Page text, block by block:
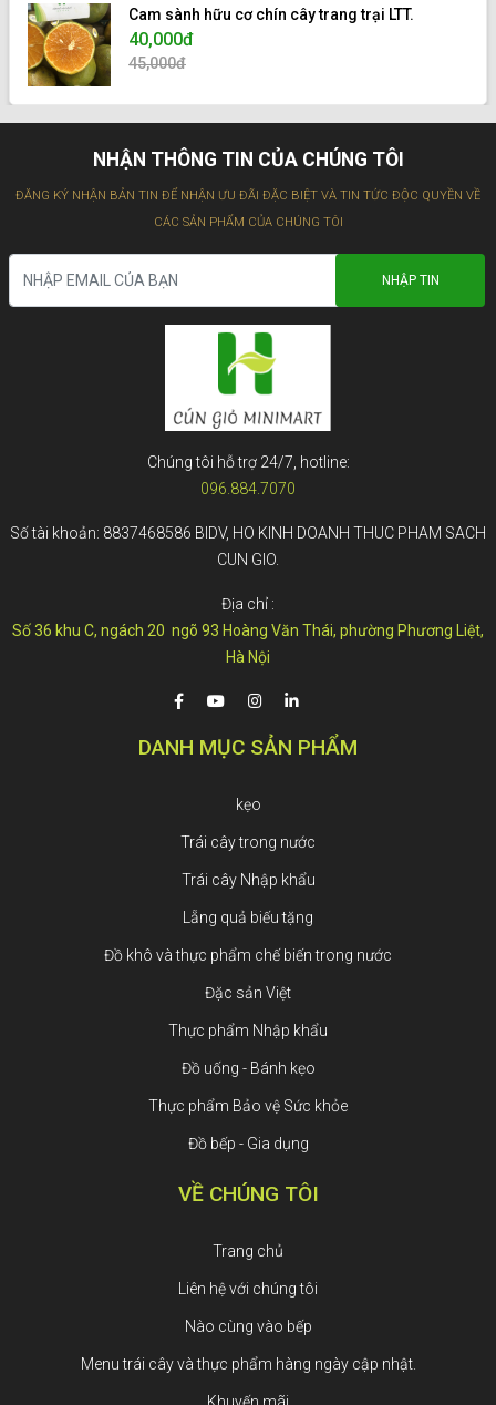
Cam sành hữu cơ chín cây trang trại LTT.
40,000đ
45,000đ
NHẬN THÔNG TIN CỦA CHÚNG TÔI
ĐĂNG KÝ NHẬN BẢN TIN ĐỂ NHẬN ƯU ĐÃI ĐẶC BIỆT VÀ TIN TỨC ĐỘC QUYỀN VỀ
CÁC SẢN PHẨM CỦA CHÚNG TÔI
Chúng tôi hỗ trợ 24/7, hotline:
096.884.7070
Số tài khoản: 8837468586 BIDV, HO KINH DOANH THUC PHAM SACH
CUN GIO.
Địa chỉ :
Số 36 khu C, ngách 20 ngõ 93 Hoàng Văn Thái, phường Phương Liệt,
Hà Nội
DANH MỤC SẢN PHẨM
kẹo
Trái cây trong nước
Trái cây Nhập khẩu
Lẵng quả biếu tặng
Đồ khô và thực phẩm chế biến trong nước
Đặc sản Việt
Thực phẩm Nhập khẩu
Đồ uống - Bánh kẹo
Thực phẩm Bảo vệ Sức khỏe
Đồ bếp - Gia dụng
VỀ CHÚNG TÔI
Trang chủ
Liên hệ với chúng tôi
Nào cùng vào bếp
Menu trái cây và thực phẩm hàng ngày cập nhật.
Khuyến mãi